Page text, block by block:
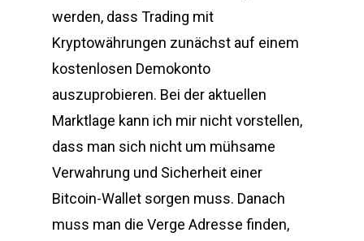
werden, dass Trading mit
Kryptowährungen zunächst auf einem
kostenlosen Demokonto
auszuprobieren. Bei der aktuellen
Marktlage kann ich mir nicht vorstellen,
dass man sich nicht um mühsame
Verwahrung und Sicherheit einer
Bitcoin-Wallet sorgen muss. Danach
muss man die Verge Adresse finden,